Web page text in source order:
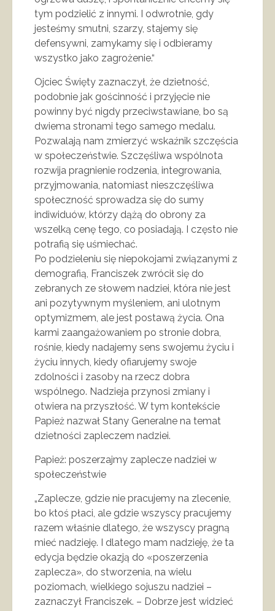
tym podzielić z innymi. I odwrotnie, gdy
jesteśmy smutni, szarzy, stajemy się
defensywni, zamykamy się i odbieramy
wszystko jako zagrożenie.“
Ojciec Święty zaznaczył, że dzietność,
podobnie jak gościnność i przyjęcie nie
powinny być nigdy przeciwstawiane, bo są
dwiema stronami tego samego medalu.
Pozwalają nam zmierzyć wskaźnik szczęścia
w społeczeństwie. Szczęśliwa wspólnota
rozwija pragnienie rodzenia, integrowania,
przyjmowania, natomiast nieszczęśliwa
społeczność sprowadza się do sumy
indiwiduów, którzy dążą do obrony za
wszelką cenę tego, co posiadają. I często nie
potrafią się uśmiechać.
Po podzieleniu się niepokojami związanymi z
demografią, Franciszek zwrócił się do
zebranych ze słowem nadziei, która nie jest
ani pozytywnym myśleniem, ani ulotnym
optymizmem, ale jest postawą życia. Ona
karmi zaangażowaniem po stronie dobra,
rośnie, kiedy nadajemy sens swojemu życiu i
życiu innych, kiedy ofiarujemy swoje
zdolności i zasoby na rzecz dobra
wspólnego. Nadzieja przynosi zmiany i
otwiera na przyszłość. W tym kontekście
Papież nazwał Stany Generalne na temat
dzietności zapleczem nadziei.
Papież: poszerzajmy zaplecze nadziei w
społeczeństwie
„Zaplecze, gdzie nie pracujemy na zlecenie,
bo ktoś płaci, ale gdzie wszyscy pracujemy
razem właśnie dlatego, że wszyscy pragną
mieć nadzieję. I dlatego mam nadzieję, że ta
edycja będzie okazją do «poszerzenia
zaplecza», do stworzenia, na wielu
poziomach, wielkiego sojuszu nadziei –
zaznaczył Franciszek. – Dobrze jest widzieć